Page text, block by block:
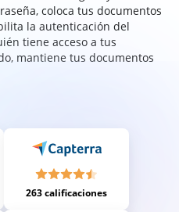
coloca tus documentos
la autenticación del
tiene acceso a tus
mantiene tus documentos
263 calificaciones